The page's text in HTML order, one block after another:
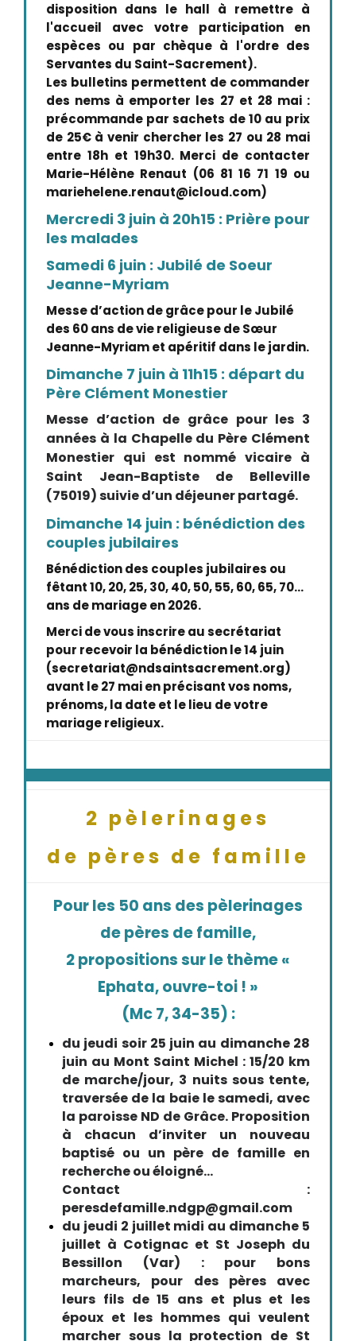
disposition dans le hall à remettre à
l'accueil avec votre participation en
espèces ou par chèque à l'ordre des
Servantes du Saint-Sacrement).
Les bulletins permettent de commander
des nems à emporter les 27 et 28 mai :
précommande par sachets de 10 au prix
de 25€ à venir chercher les 27 ou 28 mai
entre 18h et 19h30. Merci de contacter
Marie-Hélène Renaut (06 81 16 71 19 ou
mariehelene.renaut@icloud.com)
Mercredi 3 juin à 20h15 : Prière pour
les malades
Samedi 6 juin : Jubilé de Soeur
Jeanne-Myriam
Messe d’action de grâce pour le Jubilé
des 60 ans de vie religieuse de Sœur
Jeanne-Myriam et apéritif dans le jardin.
Dimanche 7 juin à 11h15 : départ du
Père Clément Monestier
Messe d’action de grâce pour les 3
années à la Chapelle du Père Clément
Monestier qui est nommé vicaire à
Saint Jean-Baptiste de Belleville
(75019) suivie d’un déjeuner partagé.
Dimanche 14 juin : bénédiction des
couples jubilaires
Bénédiction des couples jubilaires ou
fêtant 10, 20, 25, 30, 40, 50, 55, 60, 65, 70…
ans de mariage en 2026.
Merci de vous inscrire au secrétariat
pour recevoir la bénédiction le 14 juin
(secretariat@ndsaintsacrement.org)
avant le 27 mai en précisant vos noms,
prénoms, la date et le lieu de votre
mariage religieux.
2 pèlerinages
de pères de famille
Pour les 50 ans des pèlerinages
de pères de famille,
2 propositions sur le thème «
Ephata, ouvre-toi ! »
(Mc 7, 34-35) :
du jeudi soir 25 juin au dimanche 28
juin au Mont Saint Michel : 15/20 km
de marche/jour, 3 nuits sous tente,
traversée de la baie le samedi, avec
la paroisse ND de Grâce. Proposition
à chacun d’inviter un nouveau
baptisé ou un père de famille en
recherche ou éloigné...
Contact :
peresdefamille.ndgp@gmail.com
du jeudi 2 juillet midi au dimanche 5
juillet à Cotignac et St Joseph du
Bessillon (Var) : pour bons
marcheurs, pour des pères avec
leurs fils de 15 ans et plus et les
époux et les hommes qui veulent
marcher sous la protection de St